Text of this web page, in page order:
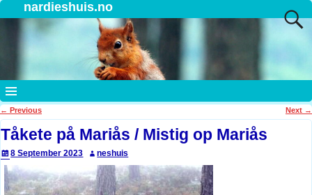
nardieshuis.no
Post navigation
← Previous Next →
Tåkete på Mariås / Mistig op Mariås
8 September 2023 neshuis